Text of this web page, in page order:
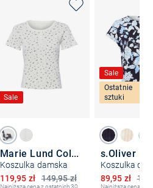
Sale
Marie Lund Collection
Koszulka damska
149,95 zł
Obniżona cena
119,95 zł
Sale
Ostatnie
sztuki
s.Oliver
Koszulka
Obniżona
89,95 zł